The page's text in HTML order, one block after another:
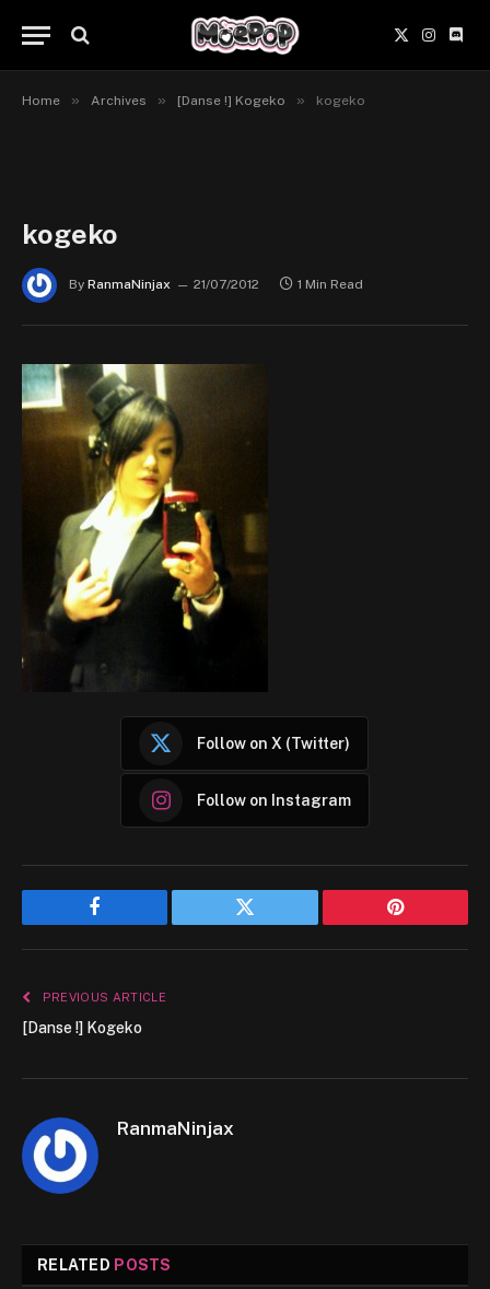
X
(Twitter)
Home » Archives » [Danse !] Kogeko » kogeko
kogeko
By RanmaNinjax 21/07/2012 1 Min Read
Follow on X (Twitter)
Follow on Instagram
Facebook Twitter Pinterest
PREVIOUS ARTICLE
[Danse !] Kogeko
RanmaNinjax
RELATED POSTS